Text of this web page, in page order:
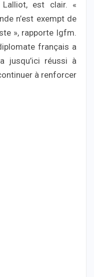
Lalliot, est clair. «
n’est exempt de
», rapporte Igfm.
français a
jusqu’ici réussi à
à renforcer